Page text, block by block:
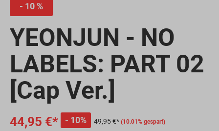
10 %
YEONJUN - NO
LABELS: PART 02
[Cap Ver.]
44,95 €* 10% 49,95 €* (10.01% gespart)